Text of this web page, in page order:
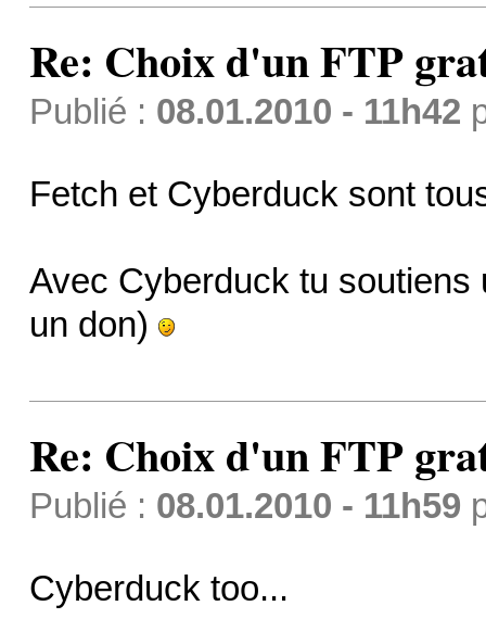
Re: Choix d'un FTP
Publié : 08.01.2010 - 11h42
Fetch et Cyberduck sont
Avec Cyberduck tu
un don)
Re: Choix d'un FTP
Publié : 08.01.2010 - 11h59
Cyberduck too...